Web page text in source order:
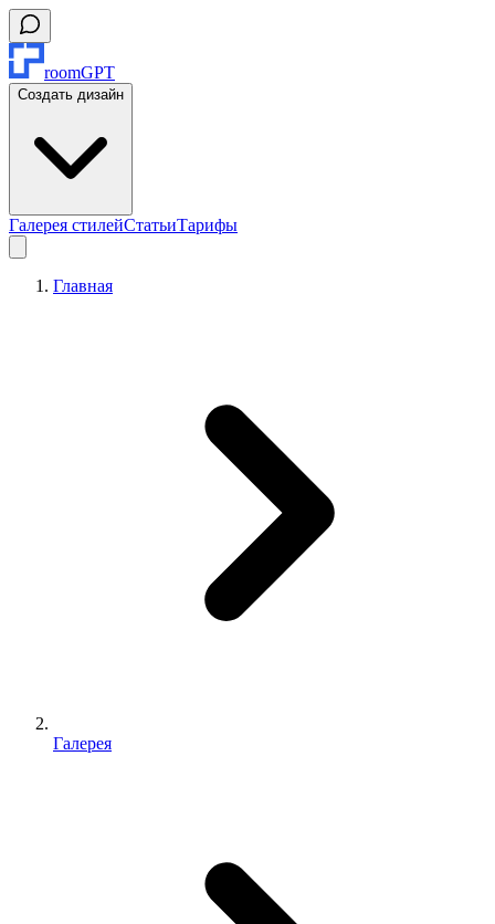
roomGPT
Создать дизайн
Галерея стилейСтатьиТарифы
Главная
Галерея